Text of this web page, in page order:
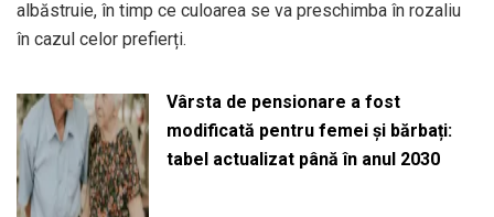
albăstruie, în timp ce culoarea se va preschimba în rozaliu
în cazul celor prefierți.
Vârsta de pensionare a fost
modificată pentru femei și bărbați:
tabel actualizat până în anul 2030